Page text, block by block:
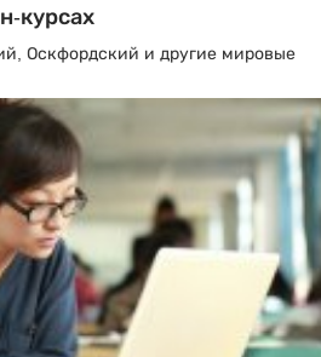
курсах
Оскфордский и другие мировые